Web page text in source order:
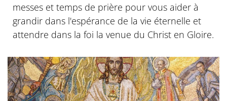
messes et temps de prière pour vous aider à
grandir dans l'espérance de la vie éternelle et
attendre dans la foi la venue du Christ en Gloire.